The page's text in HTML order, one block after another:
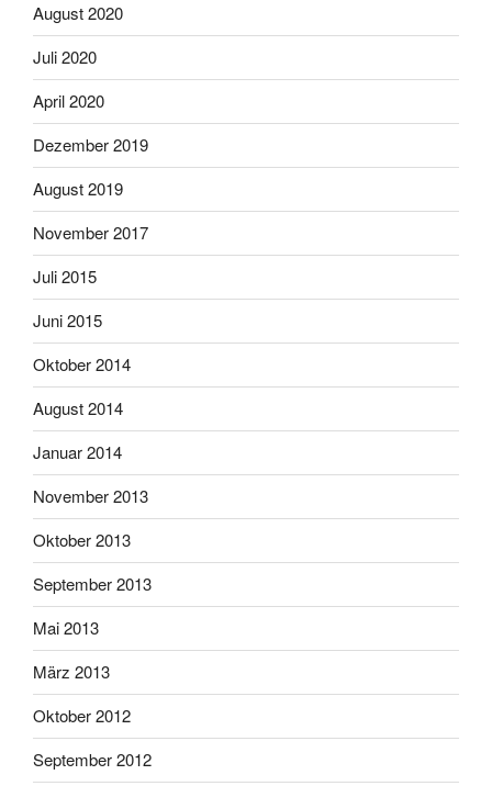
August 2020
Juli 2020
April 2020
Dezember 2019
August 2019
November 2017
Juli 2015
Juni 2015
Oktober 2014
August 2014
Januar 2014
November 2013
Oktober 2013
September 2013
Mai 2013
März 2013
Oktober 2012
September 2012